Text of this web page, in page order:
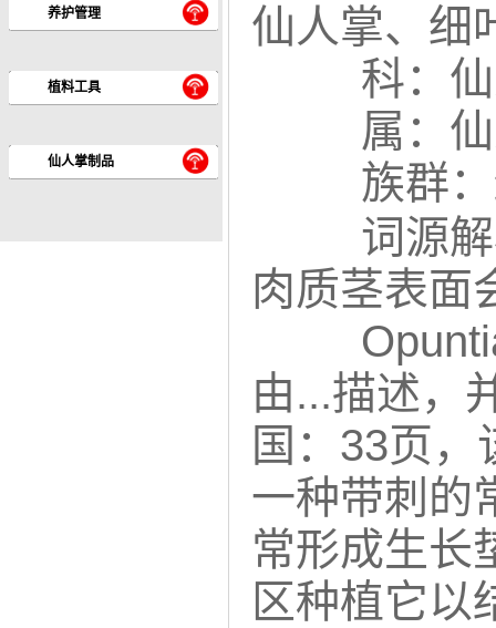
养护管理
植料工具
仙人掌制品
仙人掌、细
科：
属：
族群：
词源
肉质茎表面
由...描述，
国：33页
一种带刺的
常形成生长
区种植它以